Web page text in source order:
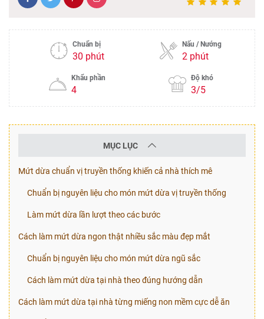
Chuẩn bị
30 phút
Nấu / Nướng
2 phút
Khẩu phần
4
Độ khó
3/5
MỤC LỤC
Mứt dừa chuẩn vị truyền thống khiến cả nhà thích mê
Chuẩn bị nguyên liệu cho món mứt dừa vị truyền thống
Làm mứt dừa lần lượt theo các bước
Cách làm mứt dừa ngon thật nhiều sắc màu đẹp mắt
Chuẩn bị nguyên liệu cho món mứt dừa ngũ sắc
Cách làm mứt dừa tại nhà theo đúng hướng dẫn
Cách làm mứt dừa tại nhà từng miếng non mềm cực dễ ăn